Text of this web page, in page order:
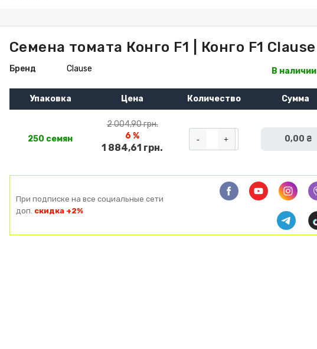
Семена томата Конго F1 | Конго F1 Clause
Бренд Clause В наличии
Упаковка Цена Количество Сумма
250 семян
2 004,90 грн.
6 %
1 884,61 грн.
+ 0,00 ₴
При подписке на все социальные сети
доп. скидка +2%